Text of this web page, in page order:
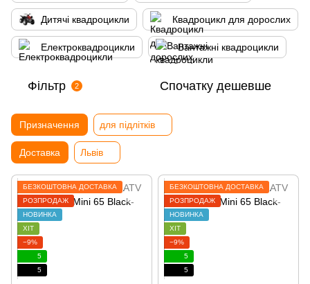
Дитячі квадроцикли Квадроцикл для дорослих
Електроквадроцикли Вантажні квадроцикли
Фільтр 2 Спочатку дешевше
Призначення для підлітків
Доставка Львів
БЕЗКОШТОВНА ДОСТАВКА
РОЗПРОДАЖ
НОВИНКА
ХІТ
−9%
5
5
БЕЗКОШТОВНА ДОСТАВКА
РОЗПРОДАЖ
НОВИНКА
ХІТ
−9%
5
5